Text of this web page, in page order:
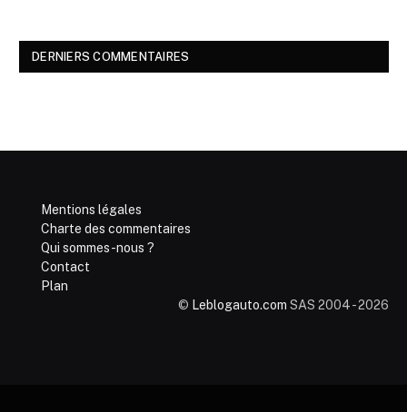
DERNIERS COMMENTAIRES
Mentions légales
Charte des commentaires
Qui sommes-nous ?
Contact
Plan
© Leblogauto.com SAS 2004 - 2026